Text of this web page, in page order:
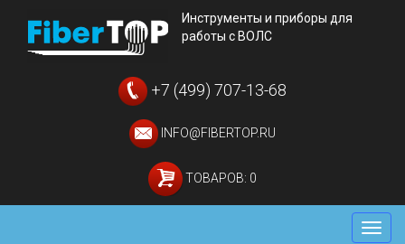
Инструменты и приборы для
работы с ВОЛС
+7 (499) 707-13-68
INFO@FIBERTOP.RU
ТОВАРОВ: 0
Меню